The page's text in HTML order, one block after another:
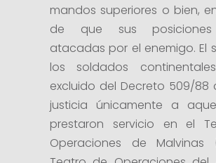
mandos superiores o bien,
de que sus
atacadas por el enemigo. El
los soldados
excluido del Decreto 509/88
justicia únicamente a
prestaron servicio en el
Operaciones de Malvinas